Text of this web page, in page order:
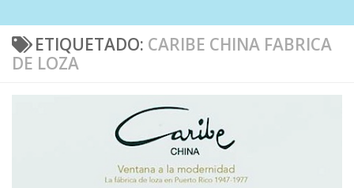
ETIQUETADO: CARIBE CHINA FABRICA
DE LOZA